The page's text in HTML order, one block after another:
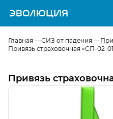
Перейти на главную
Главная СИЗ от падения
Привязь страховочная «СП-02-
Привязь